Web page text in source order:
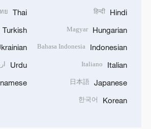
Hindi
हिन्दी
Hungarian
Magyar
Indonesian
Bahasa Indonesia
Italian
Italiano
Japanese
日本語
Korean
한국어
Thai
ย
Turkish
Urdu